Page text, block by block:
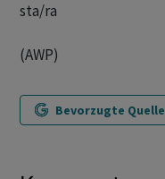
sta/ra
(AWP)
Bevorzugte Quelle